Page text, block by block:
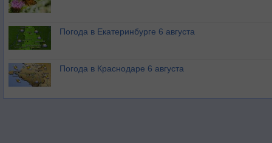
Погода в Екатеринбурге 6 августа
Погода в Краснодаре 6 августа